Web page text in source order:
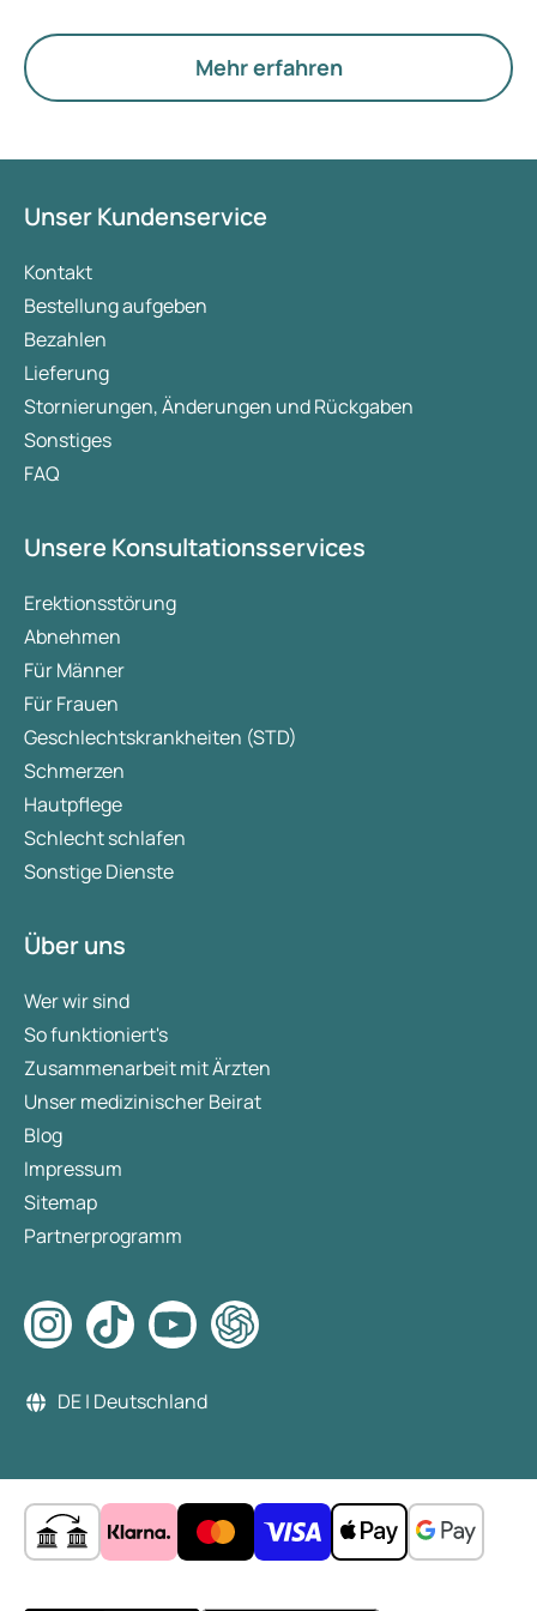
Maßnahmen jedoch nicht ausreichend wirken,
kann eine medikamentöse Therapie eine Option
darstellen. Während Mounjaro zur Behandlung
Vorteile beim Abnehmen und Halten des Gewichts.
Wirkung auf das Gewicht, die wichtigsten
Unterschiede sowie die Nebenwirkungen näher
erläutert.
Mehr erfahren
Unser Kundenservice
Kontakt
Bestellung aufgeben
Bezahlen
Lieferung
Stornierungen, Änderungen und Rückgaben
Sonstiges
FAQ
Unsere Konsultationsservices
Erektionsstörung
Abnehmen
Für Männer
Für Frauen
Geschlechtskrankheiten (STD)
Schmerzen
Hautpflege
Schlecht schlafen
Sonstige Dienste
Über uns
Wer wir sind
So funktioniert's
Zusammenarbeit mit Ärzten
Unser medizinischer Beirat
Blog
Impressum
Sitemap
Partnerprogramm
DE | Deutschland